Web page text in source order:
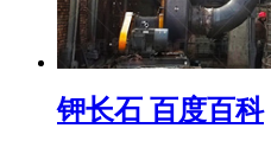
钾长石 百度百科